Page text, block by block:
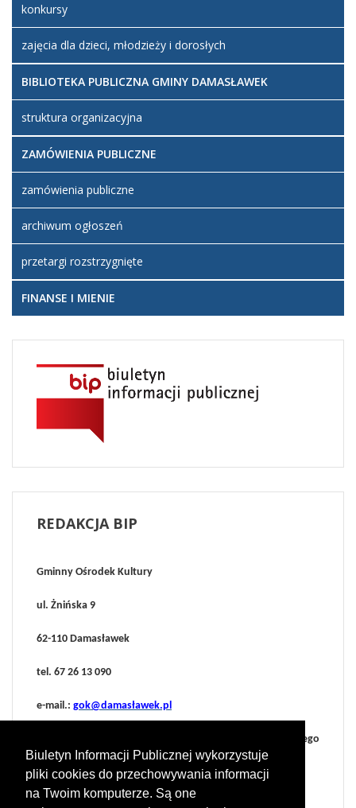
Biuletyn Informacji Publicznej wykorzystuje
pliki cookies do przechowywania informacji
na Twoim komputerze. Są one
konkursy
zajęcia dla dzieci, młodzieży i dorosłych
BIBLIOTEKA PUBLICZNA GMINY DAMASŁAWEK
struktura organizacyjna
ZAMÓWIENIA PUBLICZNE
zamówienia publiczne
archiwum ogłoszeń
przetargi rozstrzygnięte
FINANSE I MIENIE
REDAKCJABIP
Gminny Ośrodek Kultury
ul. Żnińska 9
62-110 Damasławek
tel. 67 26 13 090
e-mail.: gok@damasławek.pl
administrator: Maciej Jerzakowski (Dyrektor Gminnego
Ośrodka Kultury w Damasławku)
e-mail.:gok@damaslawek.pl